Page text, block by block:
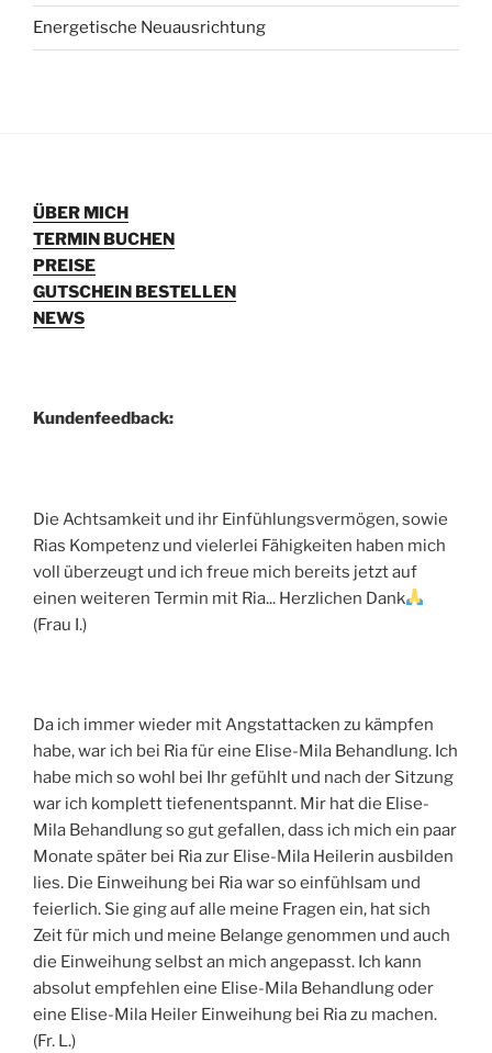
Energetische Neuausrichtung
ÜBER MICH
TERMIN BUCHEN
PREISE
GUTSCHEIN BESTELLEN
NEWS
Kundenfeedback:
Die Achtsamkeit und ihr Einfühlungsvermögen, sowie
Rias Kompetenz und vielerlei Fähigkeiten haben mich
voll überzeugt und ich freue mich bereits jetzt auf
einen weiteren Termin mit Ria... Herzlichen Dank
(Frau I.)
Da ich immer wieder mit Angstattacken zu kämpfen
habe, war ich bei Ria für eine Elise-Mila Behandlung. Ich
habe mich so wohl bei Ihr gefühlt und nach der Sitzung
war ich komplett tiefenentspannt. Mir hat die Elise-
Mila Behandlung so gut gefallen, dass ich mich ein paar
Monate später bei Ria zur Elise-Mila Heilerin ausbilden
lies. Die Einweihung bei Ria war so einfühlsam und
feierlich. Sie ging auf alle meine Fragen ein, hat sich
Zeit für mich und meine Belange genommen und auch
die Einweihung selbst an mich angepasst. Ich kann
absolut empfehlen eine Elise-Mila Behandlung oder
eine Elise-Mila Heiler Einweihung bei Ria zu machen.
(Fr. L.)